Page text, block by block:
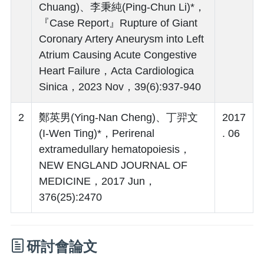
Chuang)、李秉純(Ping-Chun Li)*，
『Case Report』Rupture of Giant
Coronary Artery Aneurysm into Left
Atrium Causing Acute Congestive
Heart Failure，Acta Cardiologica
Sinica，2023 Nov，39(6):937-940
2
鄭英男(Ying-Nan Cheng)、丁羿文
(I-Wen Ting)*，Perirenal
extramedullary hematopoiesis，
NEW ENGLAND JOURNAL OF
MEDICINE，2017 Jun，
376(25):2470
2017
. 06
研討會論文